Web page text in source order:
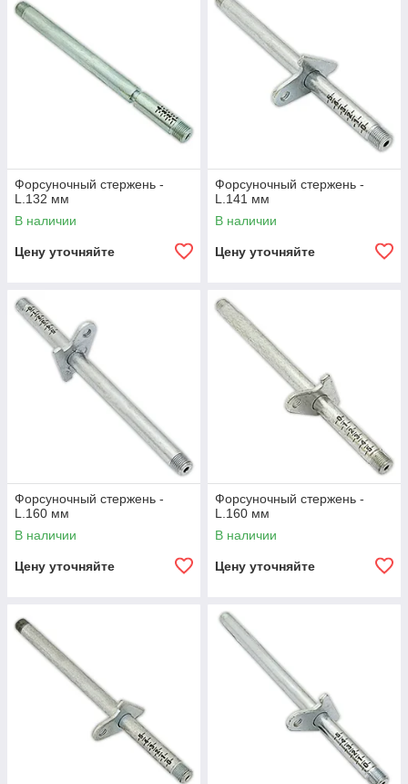
Форсуночный стержень -
L.132 мм
В наличии
Цену уточняйте
Форсуночный стержень -
L.141 мм
В наличии
Цену уточняйте
Форсуночный стержень -
L.160 мм
В наличии
Цену уточняйте
Форсуночный стержень -
L.160 мм
В наличии
Цену уточняйте